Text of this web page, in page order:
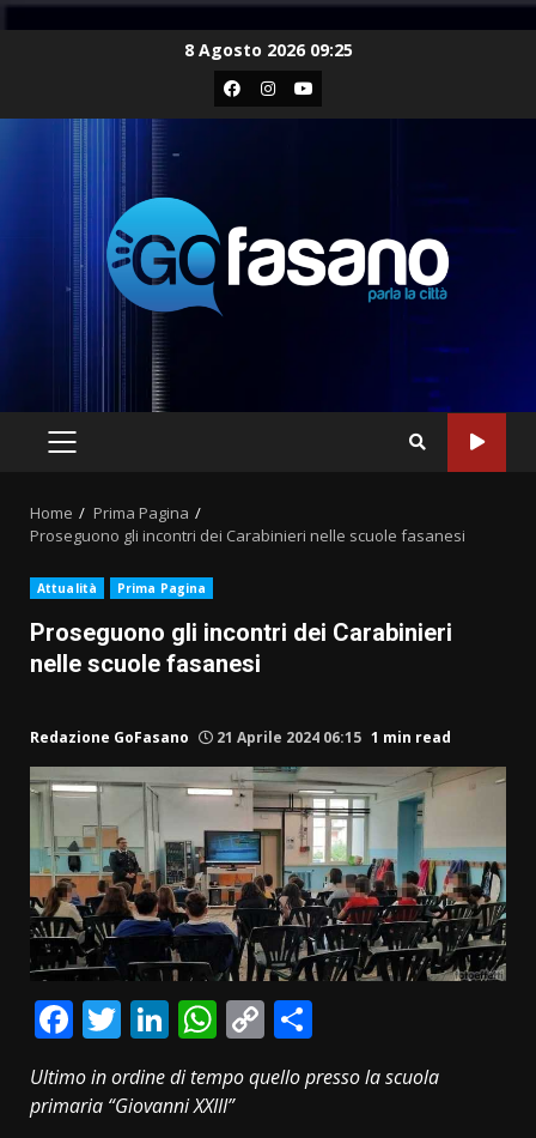
8 Agosto 2026 09:25
Facebook
Instagram
Youtube
PRIMARY
Home
Prima Pagina
Proseguono gli incontri dei Carabinieri nelle scuole fasanesi
Attualità Prima Pagina
Proseguono gli incontri dei Carabinieri
nelle scuole fasanesi
Redazione GoFasano 21 Aprile 2024 06:15 1 min read
Facebook
Twitter
LinkedIn
WhatsApp
Copy
Link
Ultimo in ordine di tempo quello presso la scuola
primaria “Giovanni XXIII”